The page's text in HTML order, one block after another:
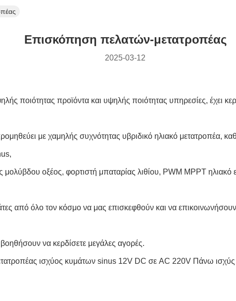
Επισκόπηση πελατών-μετατροπέας
2025-03-12
ποιότητας προϊόντα και υψηλής ποιότητας υπηρεσίες, έχει
με χαμηλής συχνότητας υβριδικό ηλιακό μετατροπέα,
οξέος, φορτιστή μπαταρίας λιθίου, PWM MPPT ηλιακό
από όλο τον κόσμο να μας επισκεφθούν και να επικοινωνήσουν
να κερδίσετε μεγάλες αγορές.
ισχύος κυμάτων sinus 12V DC σε AC 220V Πάνω